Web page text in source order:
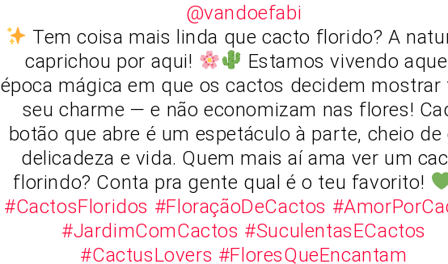
@vandoefabi
Tem coisa mais linda que cacto florido? A
caprichou por aqui!
Estamos vivendo
época mágica em que os cactos decidem mostrar
seu charme — e não economizam nas flores!
botão que abre é um espetáculo à parte, cheio de
delicadeza e vida. Quem mais aí ama ver um
florindo? Conta pra gente qual é o teu favorito!
#CactosFloridos #FloraçãoDeCactos
#JardimComCactos #SuculentasECactos
#CactusLovers #FloresQueEncantam